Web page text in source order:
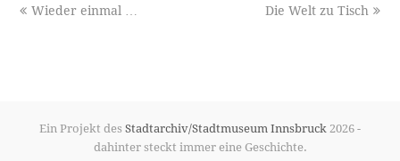
previous
Wieder einmal …
next
Die Welt zu Tisch
Ein Projekt des Stadtarchiv/Stadtmuseum Innsbruck 2026 -
dahinter steckt immer eine Geschichte.